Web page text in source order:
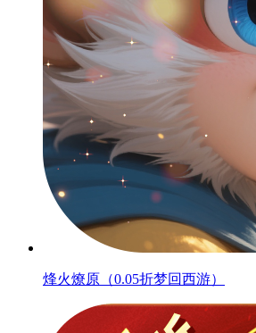
烽火燎原（0.05折梦回西游）